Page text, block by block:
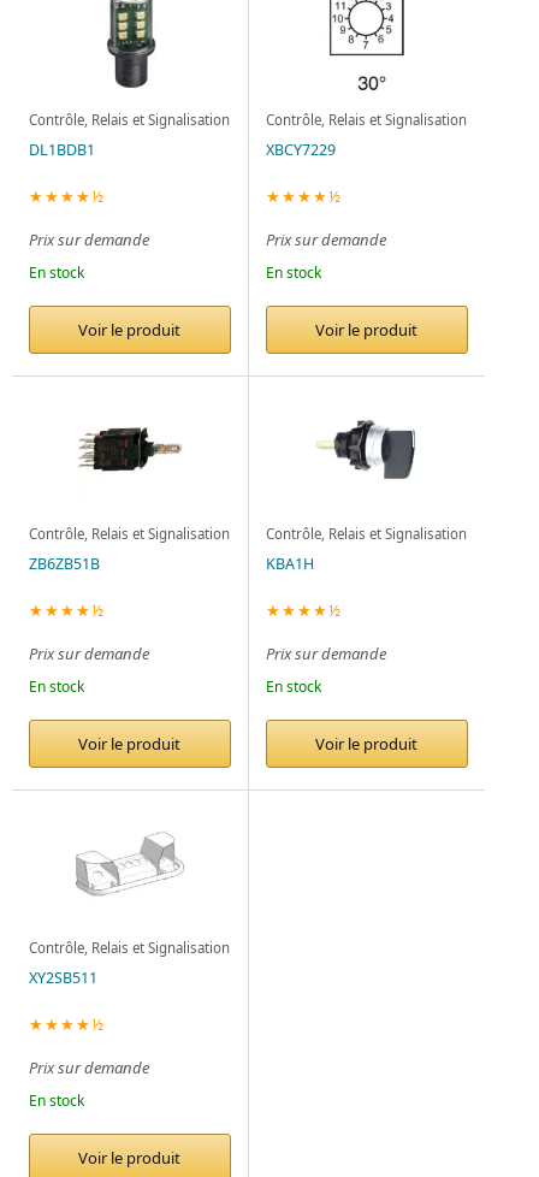
Contrôle, Relais et Signalisation
DL1BDB1
★★★★½
Prix sur demande
En stock
Voir le produit
Contrôle, Relais et Signalisation
XBCY7229
★★★★½
Prix sur demande
En stock
Voir le produit
Contrôle, Relais et Signalisation
ZB6ZB51B
★★★★½
Prix sur demande
En stock
Voir le produit
Contrôle, Relais et Signalisation
KBA1H
★★★★½
Prix sur demande
En stock
Voir le produit
Contrôle, Relais et Signalisation
XY2SB511
★★★★½
Prix sur demande
En stock
Voir le produit